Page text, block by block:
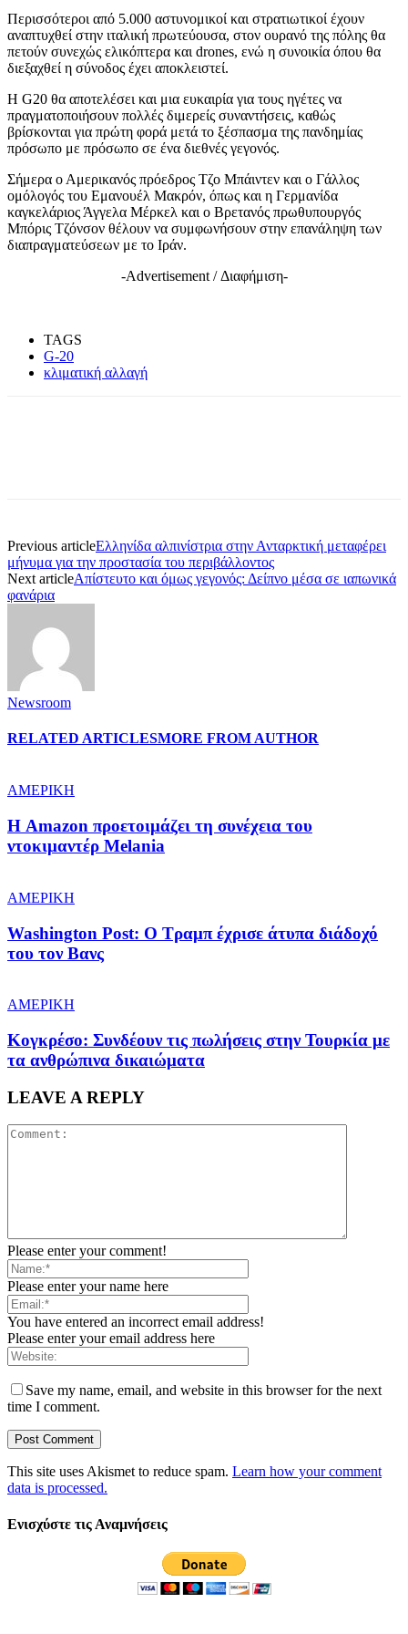
Περισσότεροι από 5.000 αστυνομικοί και στρατιωτικοί έχουν
αναπτυχθεί στην ιταλική πρωτεύουσα, στον ουρανό της πόλης θα
πετούν συνεχώς ελικόπτερα και drones, ενώ η συνοικία όπου θα
διεξαχθεί η σύνοδος έχει αποκλειστεί.
Η G20 θα αποτελέσει και μια ευκαιρία για τους ηγέτες να
πραγματοποιήσουν πολλές διμερείς συναντήσεις, καθώς
βρίσκονται για πρώτη φορά μετά το ξέσπασμα της πανδημίας
πρόσωπο με πρόσωπο σε ένα διεθνές γεγονός.
Σήμερα ο Αμερικανός πρόεδρος Τζο Μπάιντεν και ο Γάλλος
ομόλογός του Εμανουέλ Μακρόν, όπως και η Γερμανίδα
καγκελάριος Άγγελα Μέρκελ και ο Βρετανός πρωθυπουργός
Μπόρις Τζόνσον θέλουν να συμφωνήσουν στην επανάληψη των
διαπραγματεύσεων με το Ιράν.
-Advertisement / Διαφήμιση-
TAGS
G-20
κλιματική αλλαγή
Previous articleΕλληνίδα αλπινίστρια στην Ανταρκτική μεταφέρει
μήνυμα για την προστασία του περιβάλλοντος
Next articleΑπίστευτο και όμως γεγονός: Δείπνο μέσα σε ιαπωνικά
φανάρια
Newsroom
RELATED ARTICLESMORE FROM AUTHOR
ΑΜΕΡΙΚΗ
Η Amazon προετοιμάζει τη συνέχεια του
ντοκιμαντέρ Melania
ΑΜΕΡΙΚΗ
Washington Post: Ο Τραμπ έχρισε άτυπα διάδοχό
του τον Βανς
ΑΜΕΡΙΚΗ
Κογκρέσο: Συνδέουν τις πωλήσεις στην Τουρκία με
τα ανθρώπινα δικαιώματα
LEAVE A REPLY
Please enter your comment!
Please enter your name here
You have entered an incorrect email address!
Please enter your email address here
Save my name, email, and website in this browser for the next
time I comment.
This site uses Akismet to reduce spam. Learn how your comment
data is processed.
Ενισχύστε τις Αναμνήσεις